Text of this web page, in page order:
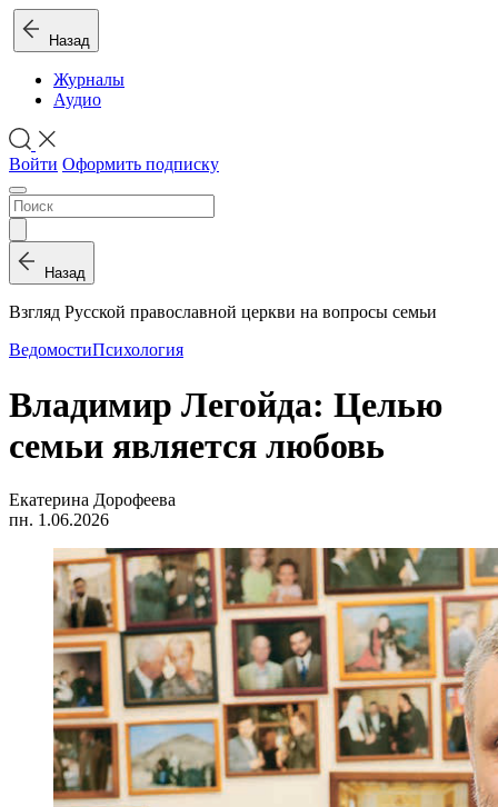
Назад
Журналы
Аудио
Войти Оформить подписку
Назад
Взгляд Русской православной церкви на вопросы семьи
ВедомостиПсихология
Владимир Легойда: Целью
семьи является любовь
Екатерина Дорофеева
пн. 1.06.2026